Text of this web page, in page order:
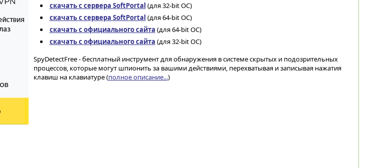
скачать с сервера SoftPortal (для 32-bit ОС)
скачать с сервера SoftPortal (для 64-bit ОС)
скачать с официального сайта (для 64-bit ОС)
скачать с официального сайта (для 32-bit ОС)
SpyDetectFree - бесплатный инструмент для обнаружения в системе скрытых и подозрительных
процессов, которые могут шпионить за вашими действиями, перехватывая и записывая нажатия
клавиш на клавиатуре (полное описание...)